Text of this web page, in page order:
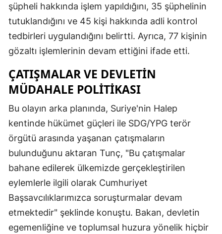
şüpheli hakkında işlem yapıldığını, 35 şüphelinin
tutuklandığını ve 45 kişi hakkında adli kontrol
tedbirleri uygulandığını belirtti. Ayrıca, 77 kişinin
gözaltı işlemlerinin devam ettiğini ifade etti.
ÇATIŞMALAR VE DEVLETIN
MÜDAHALE POLITIKASI
Bu olayın arka planında, Suriye'nin Halep
kentinde hükümet güçleri ile SDG/YPG terör
örgütü arasında yaşanan çatışmaların
bulunduğunu aktaran Tunç, "Bu çatışmalar
bahane edilerek ülkemizde gerçekleştirilen
eylemlerle ilgili olarak Cumhuriyet
Başsavcılıklarımızca soruşturmalar devam
etmektedir" şeklinde konuştu. Bakan, devletin
egemenliğine ve toplumsal huzura yönelik hiçbir